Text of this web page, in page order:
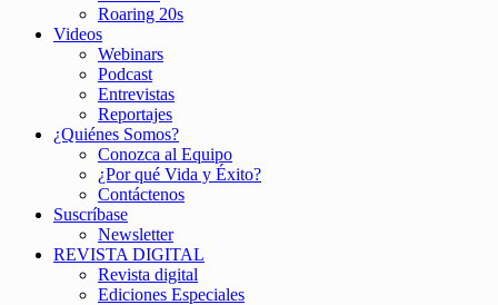
Roaring 20s
Videos
Webinars
Podcast
Entrevistas
Reportajes
¿Quiénes Somos?
Conozca al Equipo
¿Por qué Vida y Éxito?
Contáctenos
Suscríbase
Newsletter
REVISTA DIGITAL
Revista digital
Ediciones Especiales